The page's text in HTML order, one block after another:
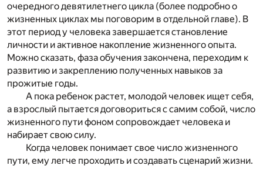
очередного девятилетнего цикла (более подробно о
жизненных циклах мы поговорим в отдельной главе). В
этот период у человека завершается становление
личности и активное накопление жизненного опыта.
Можно сказать, фаза обучения закончена, переходим к
развитию и закреплению полученных навыков за
прожитые годы.
А пока ребенок растет, молодой человек ищет себя,
а взрослый пытается договориться с самим собой, число
жизненного пути фоном сопровождает человека и
набирает свою силу.
Когда человек понимает свое число жизненного
пути, ему легче проходить и создавать сценарий жизни.